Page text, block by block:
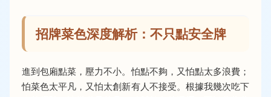
招牌菜色深度解析：不只點安全牌
進到包廂點菜，壓力不小。怕點不夠，又怕點太多浪費；
怕菜色太平凡，又怕太創新有人不接受。根據我幾次吃下